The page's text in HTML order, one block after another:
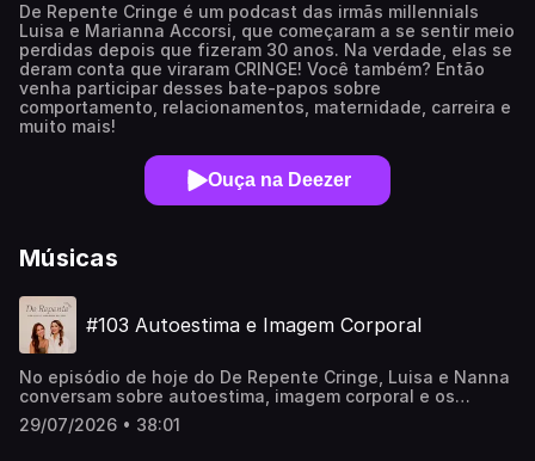
De Repente Cringe é um podcast das irmãs millennials
Luisa e Marianna Accorsi, que começaram a se sentir meio
perdidas depois que fizeram 30 anos. Na verdade, elas se
deram conta que viraram CRINGE! Você também? Então
venha participar desses bate-papos sobre
comportamento, relacionamentos, maternidade, carreira e
muito mais!
Ouça na Deezer
Músicas
#103 Autoestima e Imagem Corporal
No episódio de hoje do De Repente Cringe, Luisa e Nanna
conversam sobre autoestima, imagem corporal e os
desafios de crescer em um mundo onde a comparação
parece inevitável. Um bate-papo sobre a influência das
29/07/2026 • 38:01